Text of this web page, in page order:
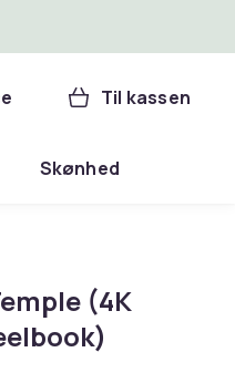
Til kassen
Skønhed
(4K